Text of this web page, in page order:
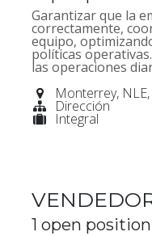
Garantizar que la
correctamente,
equipo,
políticas
las operaciones
Monterrey, NLE,
Dirección
Integral
1 open position